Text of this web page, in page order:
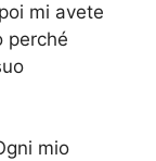
mi avete
perché
mio